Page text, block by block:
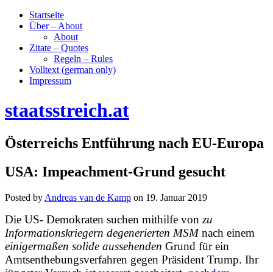
Startseite
Über – About
About
Zitate – Quotes
Regeln – Rules
Volltext (german only)
Impressum
staatsstreich.at
Österreichs Entführung nach EU-Europa
USA: Impeachment-Grund gesucht
Posted by Andreas van de Kamp on 19. Januar 2019
Die US- Demokraten suchen mithilfe von zu
Informationskriegern degenerierten MSMnach einem
einigermaßen solide aussehenden Grund für ein
Amtsenthebungsverfahren gegen Präsident Trump. Ihr